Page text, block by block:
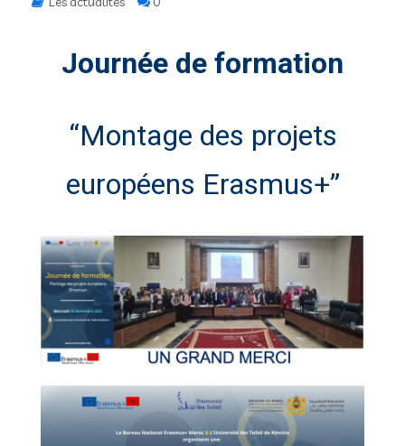
Journée de formation
“Montage des projets
européens Erasmus+”